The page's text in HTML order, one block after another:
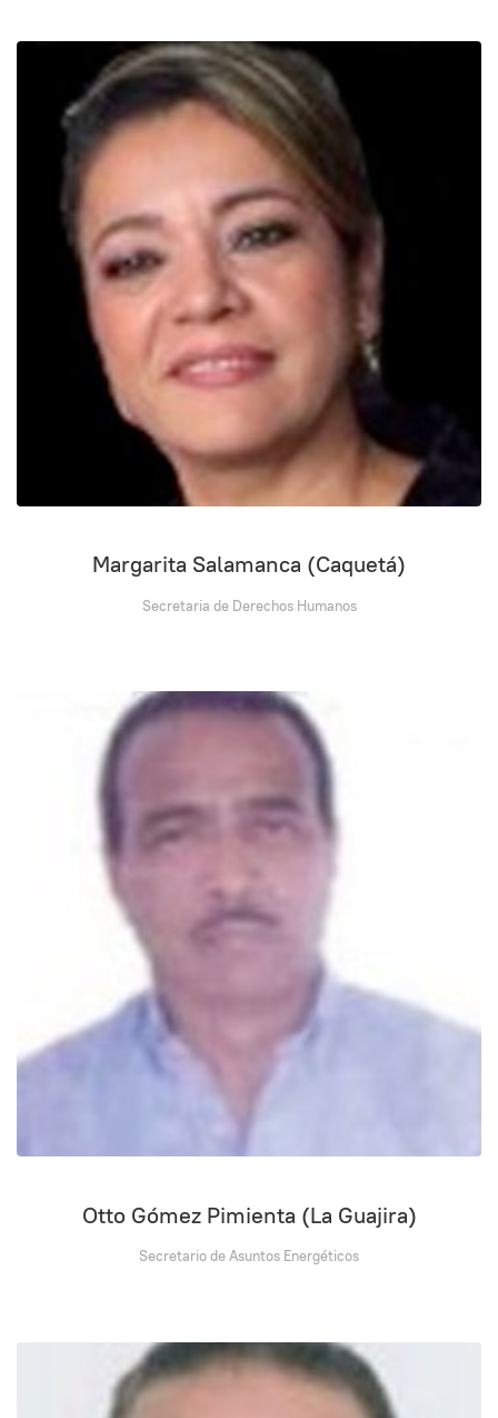
Margarita Salamanca (Caquetá)
Secretaria de Derechos Humanos
Otto Gómez Pimienta (La Guajira)
Secretario de Asuntos Energéticos